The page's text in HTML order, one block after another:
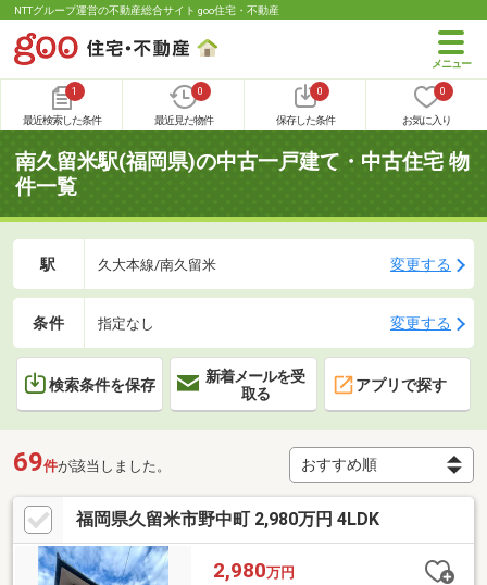
NTTグループ運営の不動産総合サイト goo住宅・不動産
1
最近検索した条件
0
最近見た物件
0
保存した条件
0
お気に入り
南久留米駅(福岡県)の中古一戸建て・中古住宅 物
件一覧
駅 久大本線/南久留米 変更する
条件 指定なし 変更する
検索条件を保存
新着メールを受
取る
アプリで探す
69件が該当しました。
福岡県久留米市野中町 2,980万円 4LDK
2,980万円